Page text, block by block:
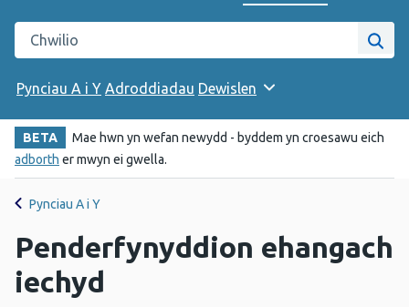
Newid iaith y wefan
Chwilio gwefan Iechyd Cyhoeddus Cymru
Pynciau A i Y Adroddiadau Dewislen
BETA
Mae hwn yn wefan newydd - byddem yn croesawu eich
adborth er mwyn ei gwella.
Pynciau A i Y
Penderfynyddion ehangach
iechyd